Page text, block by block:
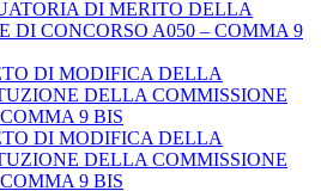
DI MERITO DELLA
DI CONCORSO A050 – COMMA 9
DI MODIFICA DELLA
DELLA COMMISSIONE
9 BIS
DI MODIFICA DELLA
DELLA COMMISSIONE
9 BIS